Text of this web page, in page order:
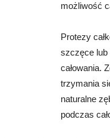
możliwość
Protezy
szczęce lub
całowania.
trzymania
naturalne
podczas